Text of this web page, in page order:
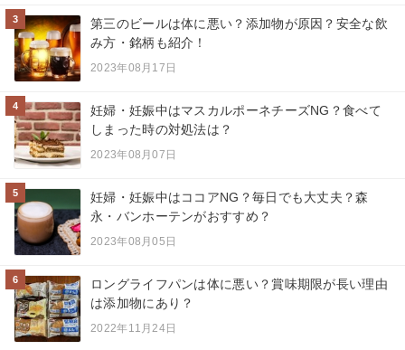
3
第三のビールは体に悪い？添加物が原因？安全な飲
み方・銘柄も紹介！
2023年08月17日
4
妊婦・妊娠中はマスカルポーネチーズNG？食べて
しまった時の対処法は？
2023年08月07日
5
妊婦・妊娠中はココアNG？毎日でも大丈夫？森
永・バンホーテンがおすすめ？
2023年08月05日
6
ロングライフパンは体に悪い？賞味期限が長い理由
は添加物にあり？
2022年11月24日